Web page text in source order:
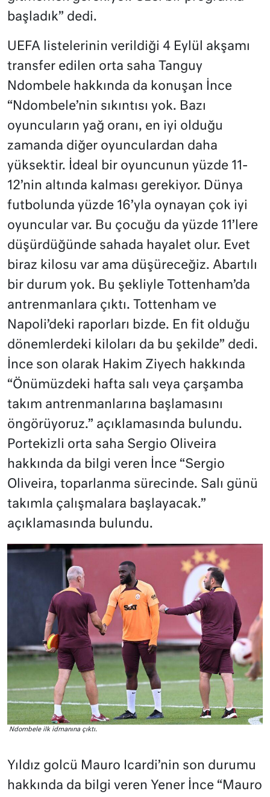
başladık” dedi.
UEFA listelerinin verildiği 4 Eylül akşamı
transfer edilen orta saha Tanguy
Ndombele hakkında da konuşan İnce
“Ndombele’nin sıkıntısı yok. Bazı
oyuncuların yağ oranı, en iyi olduğu
zamanda diğer oyunculardan daha
yüksektir. İdeal bir oyuncunun yüzde 11-
12’nin altında kalması gerekiyor. Dünya
futbolunda yüzde 16’yla oynayan çok iyi
oyuncular var. Bu çocuğu da yüzde 11’lere
düşürdüğünde sahada hayalet olur. Evet
biraz kilosu var ama düşüreceğiz. Abartılı
bir durum yok. Bu şekliyle Tottenham’da
antrenmanlara çıktı. Tottenham ve
Napoli’deki raporları bizde. En fit olduğu
dönemlerdeki kiloları da bu şekilde” dedi.
İnce son olarak Hakim Ziyech hakkında
“Önümüzdeki hafta salı veya çarşamba
takım antrenmanlarına başlamasını
öngörüyoruz.” açıklamasında bulundu.
Portekizli orta saha Sergio Oliveira
hakkında da bilgi veren İnce “Sergio
Oliveira, toparlanma sürecinde. Salı günü
takımla çalışmalara başlayacak.”
açıklamasında bulundu.
Ndombele ilk idmanına çıktı.
Yıldız golcü Mauro Icardi’nin son durumu
hakkında da bilgi veren Yener İnce “Mauro